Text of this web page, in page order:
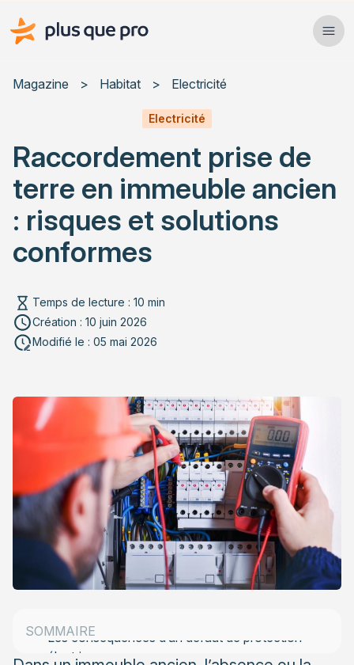
Plus que pro Mag'
Services
Actualités
Magazine > Habitat > Electricité
Electricité
Raccordement prise de
terre en immeuble ancien
: risques et solutions
conformes
Temps de lecture : 10 min
Création : 10 juin 2026
Modifié le : 05 mai 2026
SOMMAIRE
logement
Le circuit de protection depuis le tableau
La liaison équipotentielle des masses métalliques
Les spécificités du raccordement terre en copropriété
Les règles de mutualisation de la terre collective
Identifier la présence d’une terre collective dans
l’immeuble
Les conséquences d’un défaut de protection
électrique